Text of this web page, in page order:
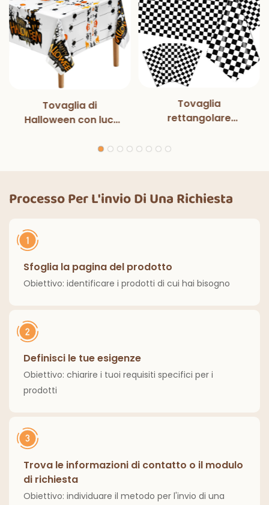
Tovaglia di
Halloween con luci
decorazioni per
cucina, decorazioni
per la casa
Tovaglia
rettangolare
nero con luci
decorazioni
classiche per interni
Processo Per L'invio Di Una Richiesta
Sfoglia la pagina del prodotto
Obiettivo: identificare i prodotti di cui hai bisogno
Definisci le tue esigenze
Obiettivo: chiarire i tuoi requisiti specifici per i
prodotti
Trova le informazioni di contatto o il modulo
di richiesta
Obiettivo: individuare il metodo per l'invio di una